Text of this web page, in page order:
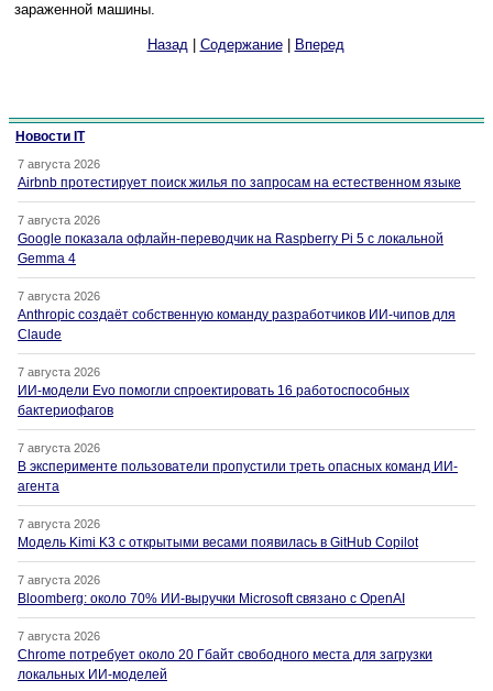
зараженной машины.
Назад| Содержание| Вперед
Новости IT
7 августа 2026
Airbnb протестирует поиск жилья по запросам на естественном языке
7 августа 2026
Google показала офлайн-переводчик на Raspberry Pi 5 с локальной
Gemma 4
7 августа 2026
Anthropic создаёт собственную команду разработчиков ИИ-чипов для
Claude
7 августа 2026
ИИ-модели Evo помогли спроектировать 16 работоспособных
бактериофагов
7 августа 2026
В эксперименте пользователи пропустили треть опасных команд ИИ-
агента
7 августа 2026
Модель Kimi K3 с открытыми весами появилась в GitHub Copilot
7 августа 2026
Bloomberg: около 70% ИИ-выручки Microsoft связано с OpenAI
7 августа 2026
Chrome потребует около 20 Гбайт свободного места для загрузки
локальных ИИ-моделей